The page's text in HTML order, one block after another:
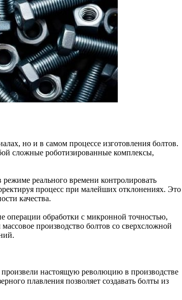
но и в самом процессе изготовления болтов.
сложные роботизированные комплексы,
реального времени контролировать
процесс при малейших отклонениях. Это
качества.
обработки с микронной точностью,
производство болтов со сверхсложной
настоящую революцию в производстве
плавления позволяет создавать болты из